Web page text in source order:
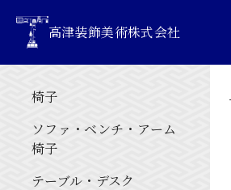
高津装飾美術株式会社
椅子
ソファ・ベンチ・アーム
椅子
テーブル・デスク